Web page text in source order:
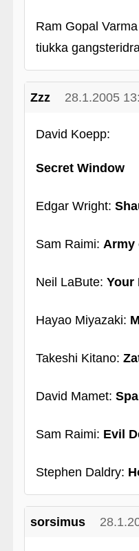
Ram Gopal
tiukka
Zzz 28.1.2005
David Koepp:
Secret Window
Edgar Wright:
Sam Raimi: Army
Neil LaBute: Your
Hayao Miyazaki:
Takeshi Kitano:
David Mamet:
Sam Raimi: Evil
Stephen Daldry:
sorsimus